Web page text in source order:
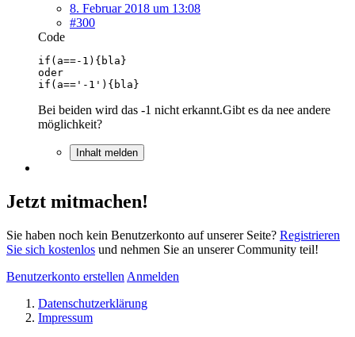
8. Februar 2018 um 13:08
#300
Code
if(a=='-1'){bla}
Bei beiden wird das -1 nicht erkannt.Gibt es da nee andere
möglichkeit?
Inhalt melden
Jetzt mitmachen!
Sie haben noch kein Benutzerkonto auf unserer Seite? Registrieren
Sie sich kostenlos und nehmen Sie an unserer Community teil!
Benutzerkonto erstellen Anmelden
Datenschutzerklärung
Impressum